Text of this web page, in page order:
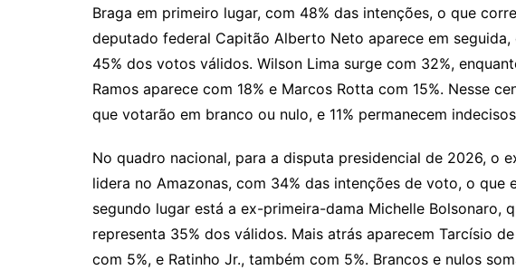
Braga em primeiro lugar, com 48% das intenções, o que
deputado federal Capitão Alberto Neto aparece em
45% dos votos válidos. Wilson Lima surge com 32%,
Ramos aparece com 18% e Marcos Rotta com 15%. Nesse
que votarão em branco ou nulo, e 11% permanecem
No quadro nacional, para a disputa presidencial de 2026, o
lidera no Amazonas, com 34% das intenções de voto, o que
segundo lugar está a ex-primeira-dama Michelle Bolsonaro,
representa 35% dos válidos. Mais atrás aparecem Tarcísio
com 5%, e Ratinho Jr., também com 5%. Brancos e nulos